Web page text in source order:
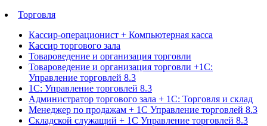
Торговля
Кассир-операционист + Компьютерная касса
Кассир торгового зала
Товароведение и организация торговли
Товароведение и организация торговли +1С:
Управление торговлей 8.3
1С: Управление торговлей 8.3
Администратор торгового зала + 1С: Торговля и склад
Менеджер по продажам + 1С Управление торговлей 8.3
Складской служащий + 1С Управление торговлей 8.3